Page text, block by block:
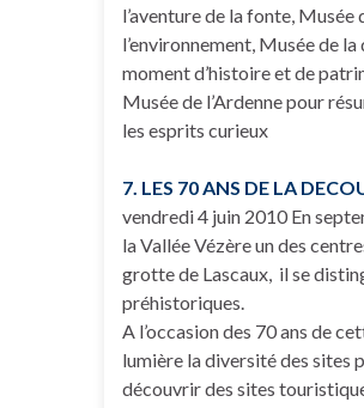
l’aventure de la fonte,
l’environnement, Musée de
moment d’histoire et de
Musée de l’Ardenne pour
les esprits curieux
7. LES 70 ANS DE LA
vendredi 4 juin 2010 En
la Vallée Vézère un des
grotte de Lascaux, il se
préhistoriques.
A l’occasion des 70 ans de
lumière la diversité des sites
découvrir des sites